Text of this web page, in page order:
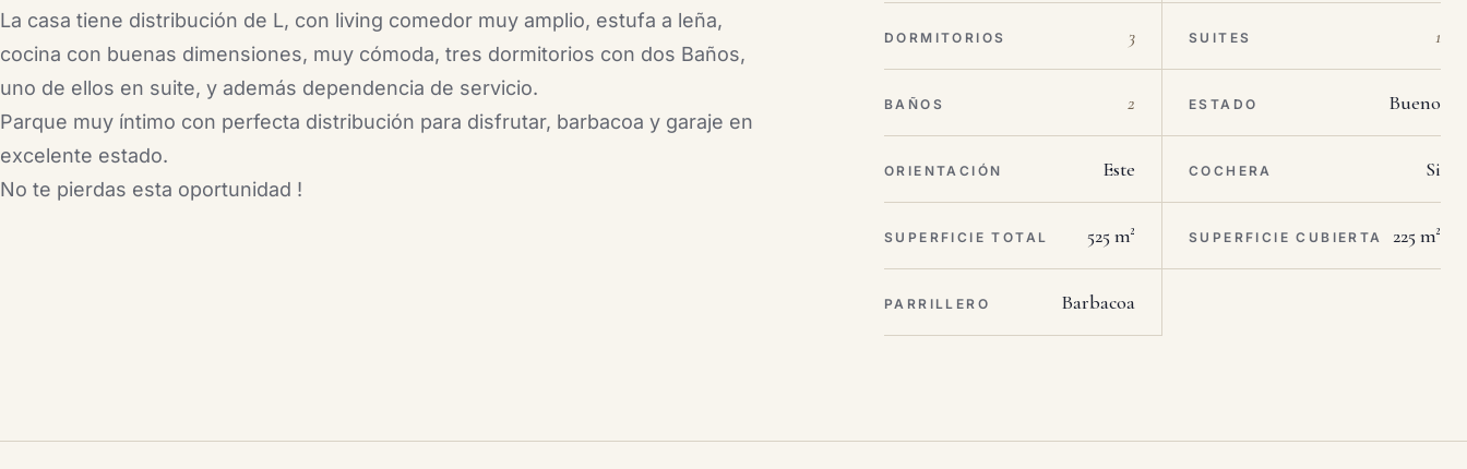
La casa tiene distribución de L, con living comedor muy amplio, estufa a leña,
cocina con buenas dimensiones, muy cómoda, tres dormitorios con dos Baños,
uno de ellos en suite, y además dependencia de servicio.
Parque muy íntimo con perfecta distribución para disfrutar, barbacoa y garaje en
excelente estado.
No te pierdas esta oportunidad !
DORMITORIOS 3 SUITES 1
BAÑOS 2 ESTADO Bueno
ORIENTACIÓN Este COCHERA Si
SUPERFICIE TOTAL 525 m² SUPERFICIE CUBIERTA 225 m²
PARRILLERO Barbacoa